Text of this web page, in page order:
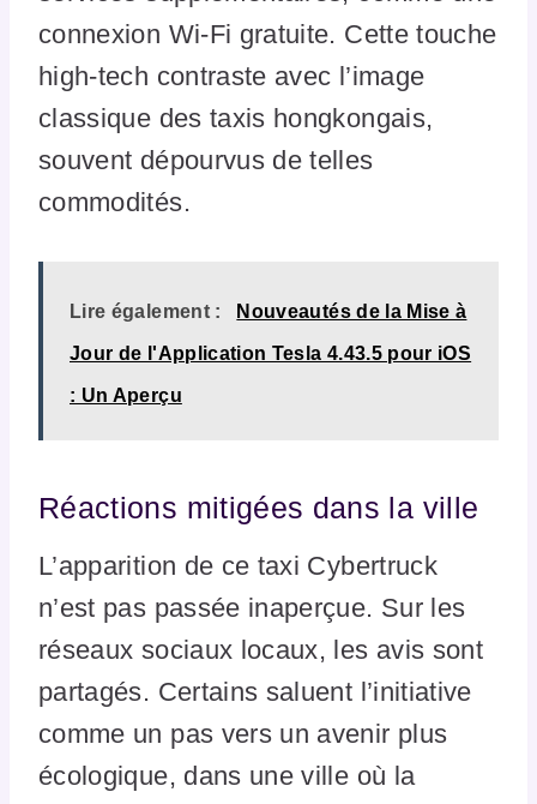
connexion Wi-Fi gratuite. Cette touche
high-tech contraste avec l’image
classique des taxis hongkongais,
souvent dépourvus de telles
commodités.
Lire également : Nouveautés de la Mise à
Jour de l'Application Tesla 4.43.5 pour iOS
: Un Aperçu
Réactions mitigées dans la ville
L’apparition de ce taxi Cybertruck
n’est pas passée inaperçue. Sur les
réseaux sociaux locaux, les avis sont
partagés. Certains saluent l’initiative
comme un pas vers un avenir plus
écologique, dans une ville où la